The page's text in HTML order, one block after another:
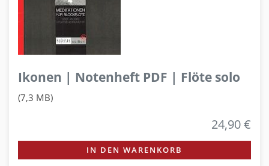
Ikonen | Notenheft PDF | Flöte solo
(7,3 MB)
24,90 €
IN DEN WARENKORB